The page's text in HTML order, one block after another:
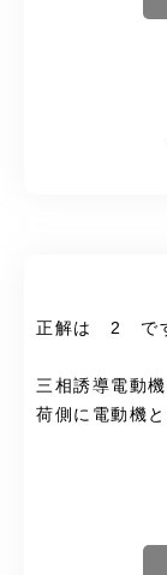
正解は 2 で
三相誘導電動
荷側に電動機